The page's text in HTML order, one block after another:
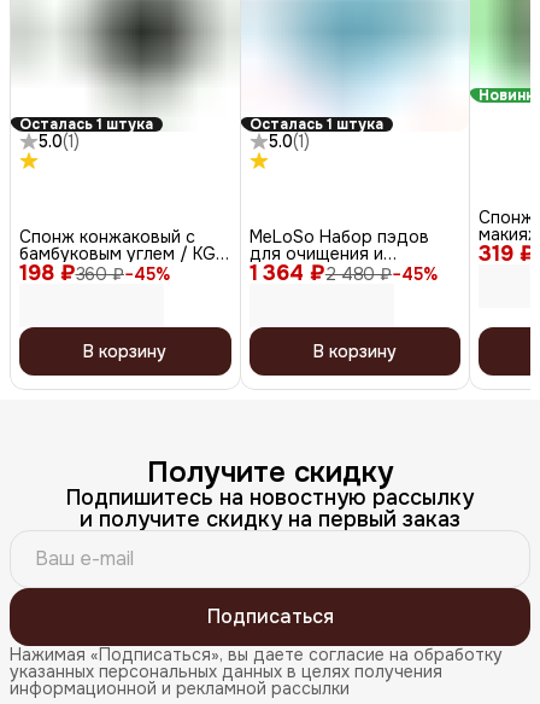
Осталась 1 штука
5.0(1)
198 ₽360 ₽−45%
Спонж конжаковый с
бамбуковым углем / KG-
007, полусфера
В корзину
Осталась 1 штука
5.0(1)
1 364 ₽2 480 ₽−45%
MeLoSo Набор пэдов
для очищения и
тонизирования кожи / 2
in 1 Dual Pad, 80 шт. x 2
В корзину
319 ₽
Спонж
Получите скидку
Подпишитесь на новостную рассылку
и получите скидку на первый заказ
Подписаться
Нажимая «Подписаться», вы даете согласие на обработку
указанных персональных данных в целях получения
информационной и рекламной рассылки